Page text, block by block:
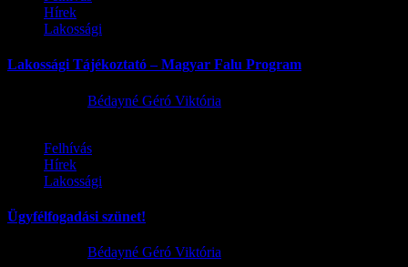
Hírek
Lakossági
Lakossági Tájékoztató – Magyar Falu Program
Bédayné Géró Viktória
Felhívás
Hírek
Lakossági
Ügyfélfogadási szünet!
Bédayné Géró Viktória